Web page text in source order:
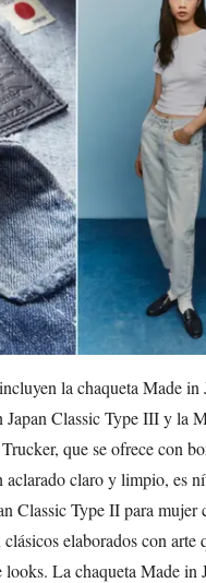
la chaqueta Made in
Classic Type III y la
que se ofrece con
claro y limpio, es
Classic Type II para mujer
elaborados con arte
La chaqueta Made in